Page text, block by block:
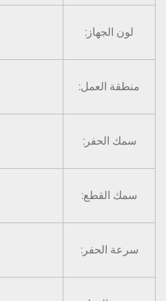
لون الجهاز:
منطقة العمل:
سمك الحفر:
سمك القطع:
سرعة الحفر: